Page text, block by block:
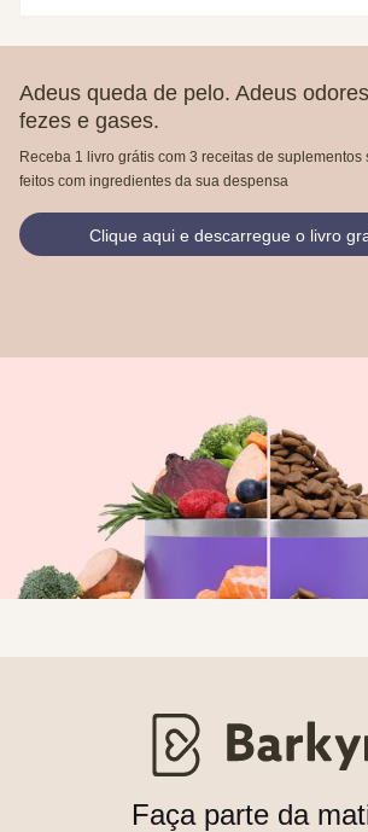
Adeus queda de pelo. Adeus
fezes e gases.
Receba 1 livro grátis com 3 receitas de suplementos
feitos com ingredientes da sua despensa
Clique aqui e descarregue o livro
Faça parte da